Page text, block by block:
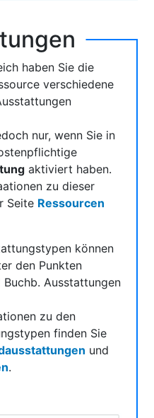
haben Sie die
verschiedene
nur, wenn Sie in
aktiviert haben.
zu dieser
Seite Ressourcen
können
den Punkten
Ausstattungen
zu den
finden Sie
und
.